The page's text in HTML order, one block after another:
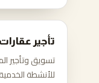
تأجير
تسويق وتأجير
للأنشطة